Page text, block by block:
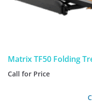
Matrix TF50 Folding
Call for Price